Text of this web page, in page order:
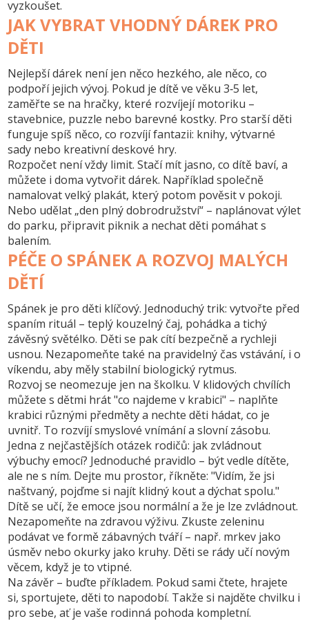
vyzkoušet.
JAK VYBRAT VHODNÝ DÁREK PRO
DĚTI
Nejlepší dárek není jen něco hezkého, ale něco, co
podpoří jejich vývoj. Pokud je dítě ve věku 3‑5 let,
zaměřte se na hračky, které rozvíjejí motoriku –
stavebnice, puzzle nebo barevné kostky. Pro starší děti
funguje spíš něco, co rozvíjí fantazii: knihy, výtvarné
sady nebo kreativní deskové hry.
Rozpočet není vždy limit. Stačí mít jasno, co dítě baví, a
můžete i doma vytvořit dárek. Například společně
namalovat velký plakát, který potom pověsit v pokoji.
Nebo udělat „den plný dobrodružství“ – naplánovat výlet
do parku, připravit piknik a nechat děti pomáhat s
balením.
PÉČE O SPÁNEK A ROZVOJ MALÝCH
DĚTÍ
Spánek je pro děti klíčový. Jednoduchý trik: vytvořte před
spaním rituál – teplý kouzelný čaj, pohádka a tichý
závěsný světélko. Děti se pak cítí bezpečně a rychleji
usnou. Nezapomeňte také na pravidelný čas vstávání, i o
víkendu, aby měly stabilní biologický rytmus.
Rozvoj se neomezuje jen na školku. V klidových chvílích
můžete s dětmi hrát "co najdeme v krabici" – naplňte
krabici různými předměty a nechte děti hádat, co je
uvnitř. To rozvíjí smyslové vnímání a slovní zásobu.
Jedna z nejčastějších otázek rodičů: jak zvládnout
výbuchy emocí? Jednoduché pravidlo – být vedle dítěte,
ale ne s ním. Dejte mu prostor, říkněte: "Vidím, že jsi
naštvaný, pojďme si najít klidný kout a dýchat spolu."
Dítě se učí, že emoce jsou normální a že je lze zvládnout.
Nezapomeňte na zdravou výživu. Zkuste zeleninu
podávat ve formě zábavných tváří – např. mrkev jako
úsměv nebo okurky jako kruhy. Děti se rády učí novým
věcem, když je to vtipné.
Na závěr – buďte příkladem. Pokud sami čtete, hrajete
si, sportujete, děti to napodobí. Takže si najděte chvilku i
pro sebe, ať je vaše rodinná pohoda kompletní.